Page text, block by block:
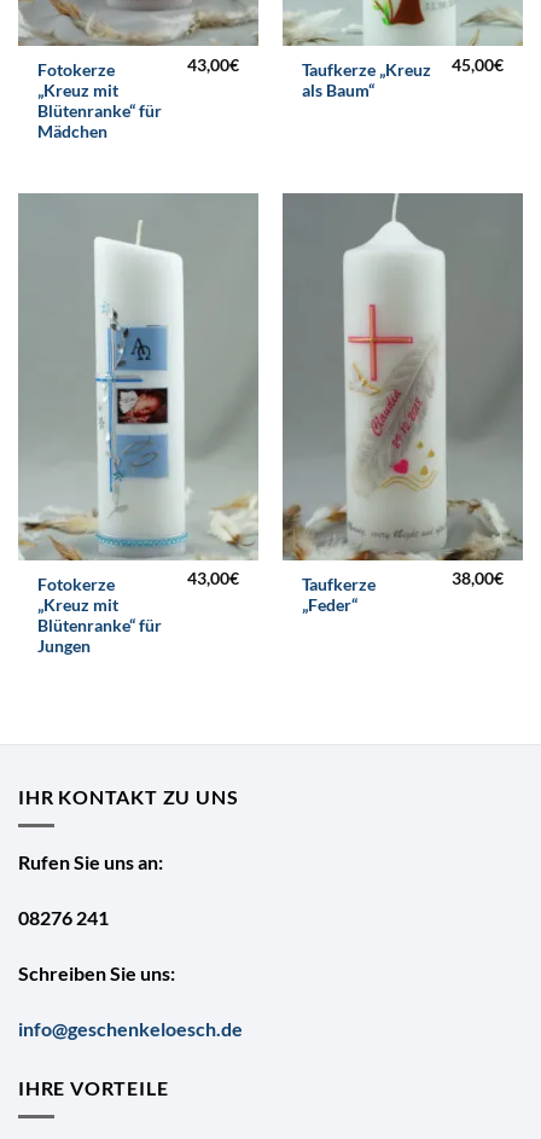
Fotokerze
„Kreuz mit
Blütenranke“ für
Mädchen
43,00€
Taufkerze „Kreuz
als Baum“
45,00€
Fotokerze
„Kreuz mit
Blütenranke“ für
Jungen
43,00€
Taufkerze
„Feder“
38,00€
IHR KONTAKT ZU UNS
Rufen Sie uns an:
08276 241
Schreiben Sie uns:
info@geschenkeloesch.de
IHRE VORTEILE